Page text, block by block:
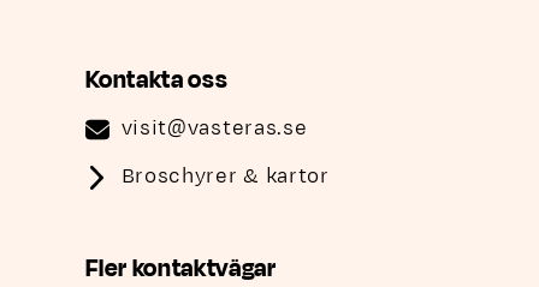
Kontakta oss
visit@vasteras.se
Broschyrer & kartor
Fler kontaktvägar